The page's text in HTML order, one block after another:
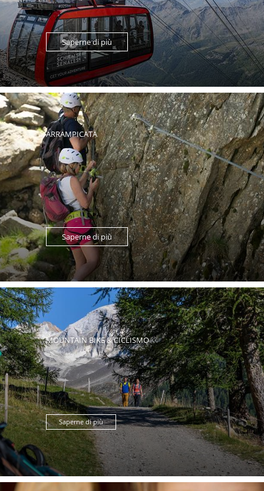
Saperne di più
ARRAMPICATA
Saperne di più
MOUNTAIN BIKE & CICLISMO
Saperne di più